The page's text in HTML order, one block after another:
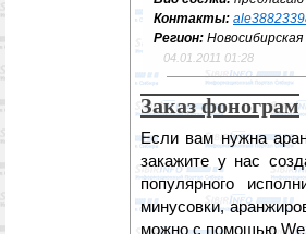
Контакты:
Регион:
04.01.2011 01:28
Заказ фонограм
Если вам нужна
закажите у нас
популярного
минусовки,
можно с помощью